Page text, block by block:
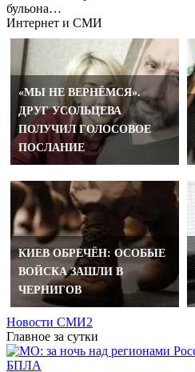
бульона…
Интернет и СМИ
«МЫ НЕ ВЕРНЁМСЯ».
ДРУГ УСОЛЬЦЕВА
ПОЛУЧИЛ ГОЛОСОВОЕ
ПОСЛАНИЕ
КИЕВ ОБРЕЧЁН: ОСОБЫЕ
ВОЙСКА ЗАШЛИ В
ЧЕРНИГОВ
Новости СМИ2
Главное за сутки